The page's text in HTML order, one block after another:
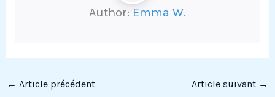
Author: Emma W.
← Article précédent Article suivant →